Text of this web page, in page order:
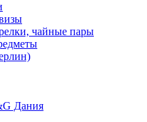
чайные пары
Дания